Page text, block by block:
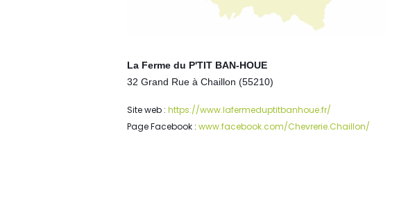
La Ferme du P'TIT BAN-HOUE
32 Grand Rue à Chaillon (55210)
Site web : https://www.lafermeduptitbanhoue.fr/
Page Facebook : www.facebook.com/Chevrerie.Chaillon/